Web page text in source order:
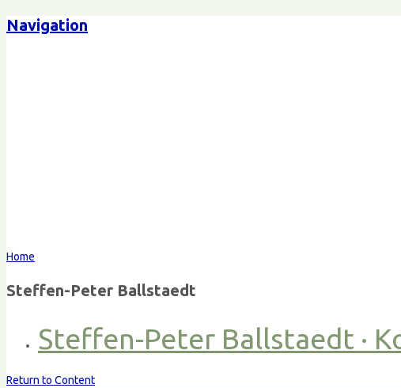
Navigation
Home
Steffen-Peter Ballstaedt
Steffen-Peter Ballstaedt ·
Return to Content